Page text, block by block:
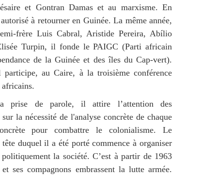
et Gontran Damas et au marxisme. En
à retourner en Guinée. La même année,
frère Luis Cabral, Aristide Pereira, Abílio
Turpin, il fonde le PAIGC (Parti africain
de la Guinée et des îles du Cap-vert).
au Caire, à la troisième conférence
africains.
prise de parole, il attire l’attention des
la nécessité de l'analyse concrète de chaque
pour combattre le colonialisme. Le
duquel il a été porté commence à organiser
la société. C’est à partir de 1963
ses compagnons embrassent la lutte armée.